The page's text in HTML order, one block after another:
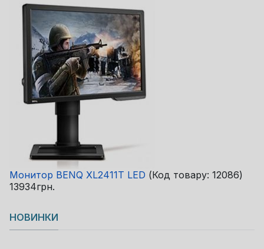
Монитор BENQ XL2411T LED (Код товару: 12086)
13934грн.
НОВИНКИ